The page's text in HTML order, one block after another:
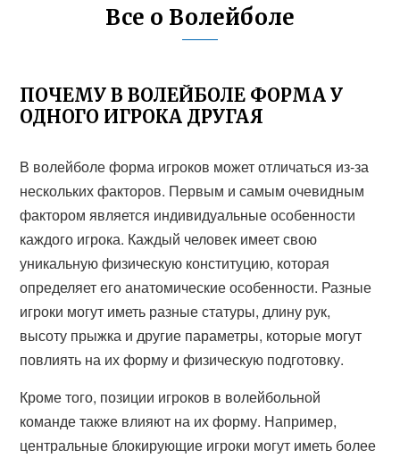
Все о Волейболе
ПОЧЕМУ В ВОЛЕЙБОЛЕ ФОРМА У
ОДНОГО ИГРОКА ДРУГАЯ
В волейболе форма игроков может отличаться из-за
нескольких факторов. Первым и самым очевидным
фактором является индивидуальные особенности
каждого игрока. Каждый человек имеет свою
уникальную физическую конституцию, которая
определяет его анатомические особенности. Разные
игроки могут иметь разные статуры, длину рук,
высоту прыжка и другие параметры, которые могут
повлиять на их форму и физическую подготовку.
Кроме того, позиции игроков в волейбольной
команде также влияют на их форму. Например,
центральные блокирующие игроки могут иметь более